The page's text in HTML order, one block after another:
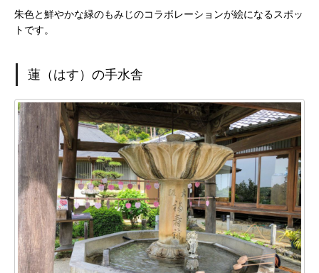
朱色と鮮やかな緑のもみじのコラボレーションが絵になるスポッ
トです。
蓮（はす）の手水舎